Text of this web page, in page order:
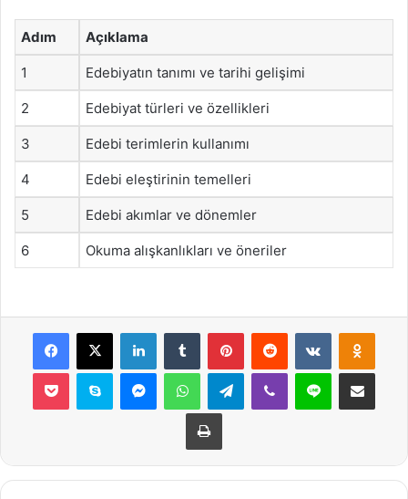
Adım Açıklama
1 Edebiyatın tanımı ve tarihi gelişimi
2 Edebiyat türleri ve özellikleri
3 Edebi terimlerin kullanımı
4 Edebi eleştirinin temelleri
5 Edebi akımlar ve dönemler
6 Okuma alışkanlıkları ve öneriler
Facebook
X LinkedInTumblr PinterestReddit VKontakte
Pocket Skype MessengerWhatsAppTelegramViber Line E-Posta ile
Yazdır